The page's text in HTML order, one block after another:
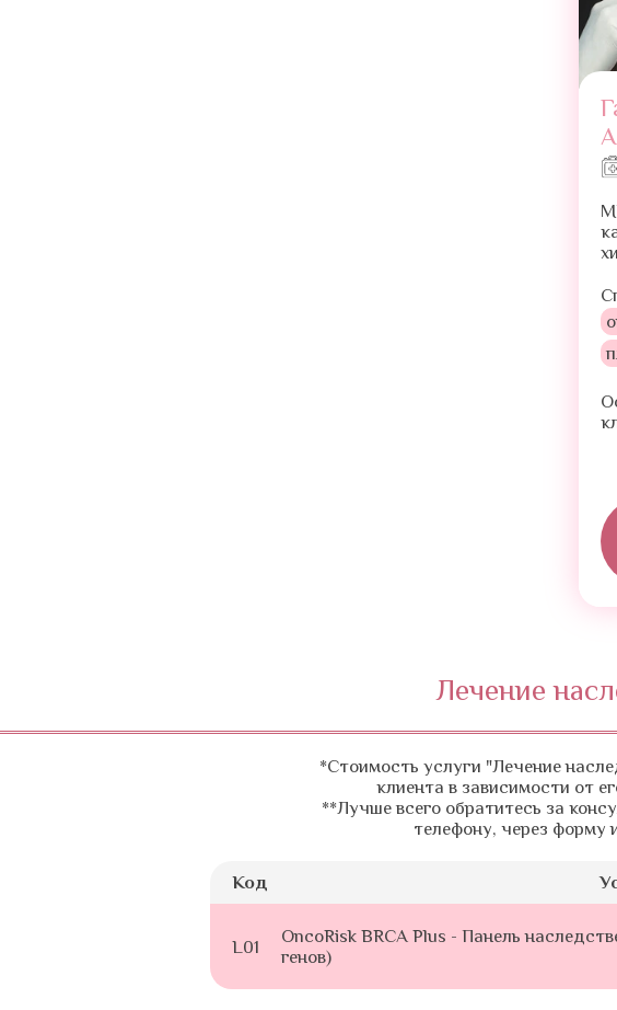
Лечение
*Стоимость услуги "Лечение
клиента в зависимости от
**Лучше всего обратитесь за
телефону, через форму
Код
L01
OncoRisk BRCA Plus - Панель
генов)